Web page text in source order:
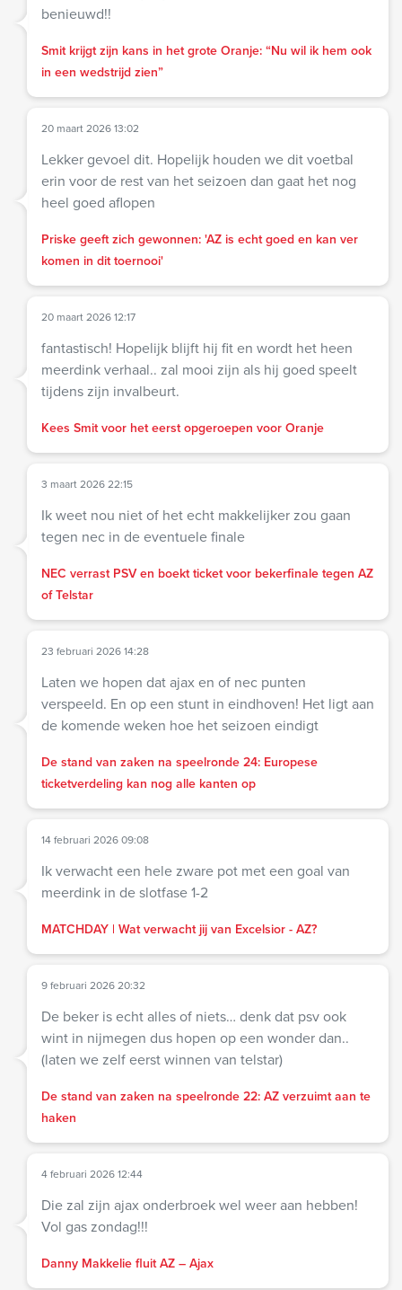
benieuwd!!
Smit krijgt zijn kans in het grote Oranje: “Nu wil ik hem ook
in een wedstrijd zien”
20 maart 2026 13:02
Lekker gevoel dit. Hopelijk houden we dit voetbal
erin voor de rest van het seizoen dan gaat het nog
heel goed aflopen
Priske geeft zich gewonnen: 'AZ is echt goed en kan ver
komen in dit toernooi'
20 maart 2026 12:17
fantastisch! Hopelijk blijft hij fit en wordt het heen
meerdink verhaal.. zal mooi zijn als hij goed speelt
tijdens zijn invalbeurt.
Kees Smit voor het eerst opgeroepen voor Oranje
3 maart 2026 22:15
Ik weet nou niet of het echt makkelijker zou gaan
tegen nec in de eventuele finale
NEC verrast PSV en boekt ticket voor bekerfinale tegen AZ
of Telstar
23 februari 2026 14:28
Laten we hopen dat ajax en of nec punten
verspeeld. En op een stunt in eindhoven! Het ligt aan
de komende weken hoe het seizoen eindigt
De stand van zaken na speelronde 24: Europese
ticketverdeling kan nog alle kanten op
14 februari 2026 09:08
Ik verwacht een hele zware pot met een goal van
meerdink in de slotfase 1-2
MATCHDAY | Wat verwacht jij van Excelsior - AZ?
9 februari 2026 20:32
De beker is echt alles of niets… denk dat psv ook
wint in nijmegen dus hopen op een wonder dan..
(laten we zelf eerst winnen van telstar)
De stand van zaken na speelronde 22: AZ verzuimt aan te
haken
4 februari 2026 12:44
Die zal zijn ajax onderbroek wel weer aan hebben!
Vol gas zondag!!!
Danny Makkelie fluit AZ – Ajax